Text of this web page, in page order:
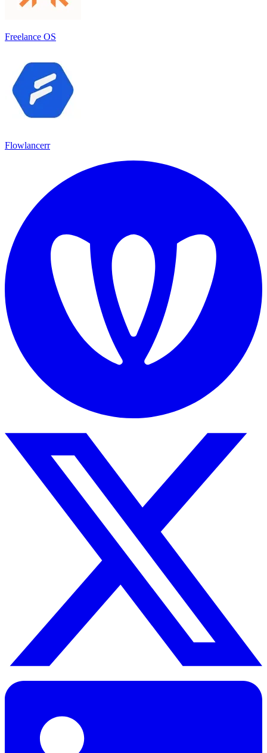
Freelance OS
Flowlancerr